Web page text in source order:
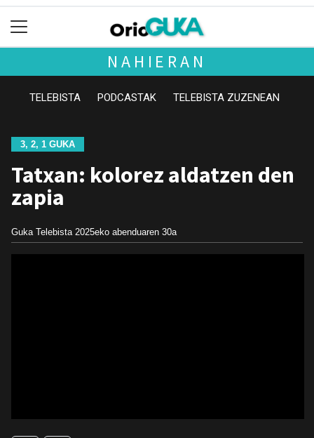
NAHIERAN
TELEBISTA PODCASTAK TELEBISTA ZUZENEAN
3, 2, 1 GUKA
Tatxan: kolorez aldatzen den
zapia
Guka Telebista 2025eko abenduaren 30a